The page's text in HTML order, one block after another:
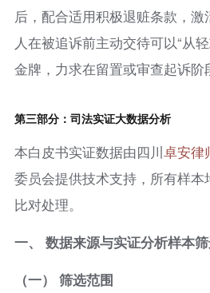
后，配合适用积极退赃条款，激
人在被追诉前主动交待可以“从
金牌，力求在留置或审查起诉阶
第三部分：司法实证大数据分析
本白皮书实证数据由四川卓安律
委员会提供技术支持，所有样本
比对处理。
一、 数据来源与实证分析样本
（一） 筛选范围